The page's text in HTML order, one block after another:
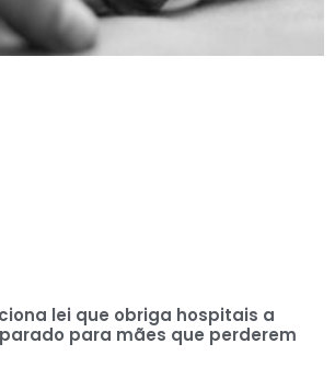
lei que obriga hospitais a
para mães que perderem